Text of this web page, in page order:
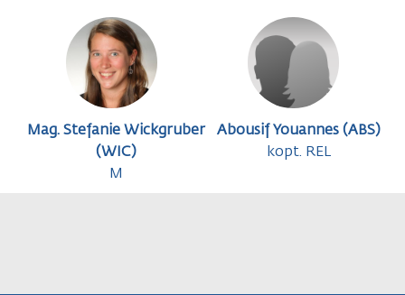
Mag. Stefanie Wickgruber
(WIC)
M
Abousif Youannes (ABS)
kopt. REL